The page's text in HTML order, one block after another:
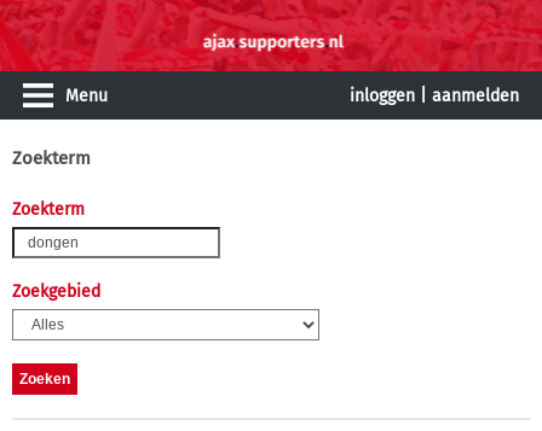
Menu inloggen aanmelden
Zoekterm
Zoekterm
Zoekgebied